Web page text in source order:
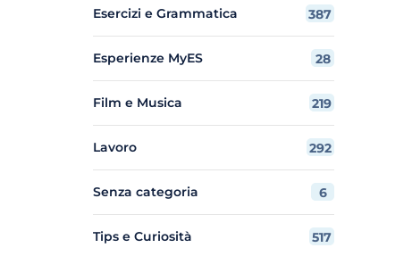
Esercizi e Grammatica 387
Esperienze MyES 28
Film e Musica 219
Lavoro 292
Senza categoria 6
Tips e Curiosità 517